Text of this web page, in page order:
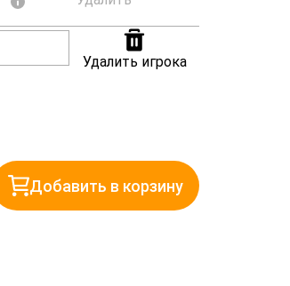
Удалить игрока
Добавить в корзину